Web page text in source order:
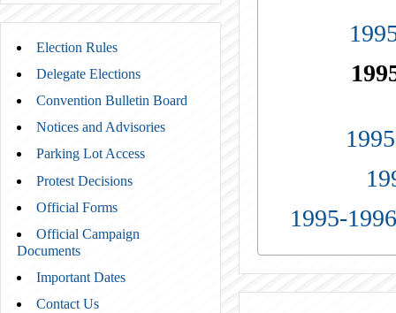
Election Rules
Delegate Elections
Convention Bulletin Board
Notices and Advisories
Parking Lot Access
Protest Decisions
Official Forms
Official Campaign
Documents
Important Dates
Contact Us
1995-